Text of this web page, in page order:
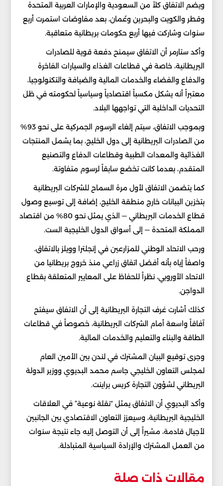
ويضم الاتفاق كلاً من السعودية والإمارات العربية المتحدة
وقطر والكويت والبحرين وعُمان، بعد مفاوضات استمرت أربع
سنوات وشاركت فيها أربع حكومات بريطانية متعاقبة.
وأكد ستارمر أن الاتفاق سيمنح دفعة قوية للصادرات
البريطانية، خاصة في قطاعات الغذاء والسيارات الفاخرة
والدفاع والفضاء والخدمات المالية والضيافة والتكنولوجيا،
معتبراً أنه يشكل مكسباً اقتصادياً وسياسياً لحكومته في ظل
التحديات الداخلية التي تواجهها البلاد.
وبموجب الاتفاق، سيتم إلغاء الرسوم الجمركية على نحو 93%
من الصادرات البريطانية إلى دول الخليج، بما يشمل المنتجات
الغذائية والمعدات الطبية وقطاعات الدفاع والتصنيع
المتقدم، بعدما كانت تخضع سابقاً لرسوم متفاوتة.
كما يتضمن الاتفاق لأول مرة السماح للشركات البريطانية
بتخزين البيانات خارج منطقة الخليج، إضافة إلى توسيع وصول
قطاع الخدمات البريطاني — الذي يمثل نحو 80% من اقتصاد
المملكة المتحدة — إلى أسواق الدول الخليجية الست.
ورحب الاتحاد الوطني للمزارعين في إنجلترا وويلز بالاتفاق،
واصفاً إياه بأنه أفضل اتفاق زراعي منذ خروج بريطانيا من
الاتحاد الأوروبي، نظراً للحفاظ على المعايير المتعلقة بقطاع
الدواجن.
كذلك أشارت غرف التجارة البريطانية إلى أن الاتفاق سيفتح
آفاقاً واسعة أمام الشركات البريطانية، خصوصاً في قطاعات
الطاقة والبناء والتعليم والخدمات المالية.
وجرى توقيع البيان المشترك في لندن بين الأمين العام
لمجلس التعاون الخليجي جاسم محمد البديوي ووزير الدولة
البريطاني لشؤون التجارة كريس براينت.
وأكد البديوي أن الاتفاق يمثل “نقلة نوعية” في العلاقات
الخليجية البريطانية، وسيعزز التعاون الاقتصادي بين الجانبين
لأجيال قادمة، مشيراً إلى أن التوصل إليه جاء نتيجة سنوات
من العمل المشترك والإرادة السياسية المتبادلة.
مقالات ذات صلة